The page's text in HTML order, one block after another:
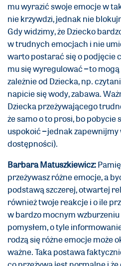
mu wyrazić swoje emocje w
nie krzywdzi, jednak nie
Gdy widzimy, że Dziecko
w trudnych emocjach i nie
warto postarać się o podjęcie
mu się wyregulować–to mogą
zależnie od Dziecka, np.
napicie się wody, zabawa.
Dziecka przeżywającego
że samo o to prosi, bo pobycie
uspokoić–jednak zapewnijmy
dostępności).
Barbara Matuszkiewicz:
przeżywasz różne emocje, a
podstawą szczerej, otwartej
również twoje reakcje i o ile
w bardzo mocnym
pomysłem, o tyle
rodzą się różne emocje może
ważne. Taka postawa